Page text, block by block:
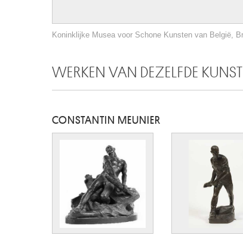
Koninklijke Musea voor Schone Kunsten van België,
WERKEN VAN DEZELFDE
CONSTANTIN MEUNIER